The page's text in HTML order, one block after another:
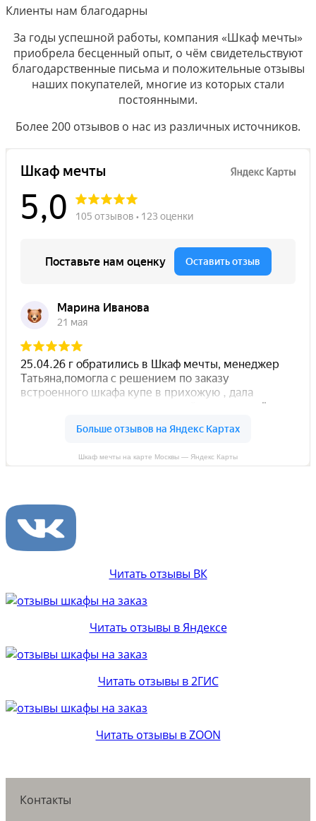
Клиенты нам благодарны
За годы успешной работы, компания «Шкаф мечты»
приобрела бесценный опыт, о чём свидетельствуют
благодарственные письма и положительные отзывы
наших покупателей, многие из которых стали
постоянными.
Более 200 отзывов о нас из различных источников.
Шкаф мечты на карте Москвы — Яндекс Карты
Читать отзывы ВК
Читать отзывы в Яндексе
Читать отзывы в 2ГИС
Читать отзывы в ZOON
Контакты